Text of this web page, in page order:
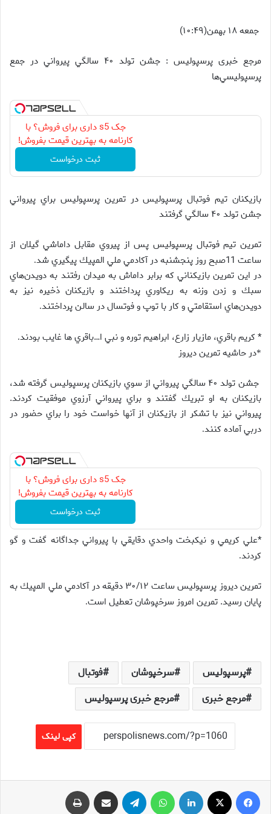
جمعه ۱۸ بهمن(۱۰:۴۹)
مرجع خبری پرسپولیس : جشن تولد ۴۰ سالگي پيرواني در جمع
پرسپوليسي‌ها
جک s5 داری برای فروش؟ با
کارنامه به بهترین قیمت بفروش!
ثبت درخواست
بازيكنان تيم فوتبال پرسپوليس در تمرين پرسپولیس براي پيرواني
جشن تولد ۴۰ سالگي گرفتند
تمرين تيم فوتبال پرسپوليس پس از پيروي مقابل داماشي گيلان از
ساعت 11صبح روز پنجشنبه در آكادمي ملي المپيك پيگيري شد
.
در اين تمرين بازيكناني كه برابر داماش به ميدان رفتند به دويدن‌هاي
سبك و زدن وزنه به ريكاوري پرداختند و بازيكنان ذخيره نيز به
دويدن‌هاي استقامتي و كار با توپ و فوتسال در سالن پرداختند‌.
* كريم باقري، مازيار زارع، ابراهيم توره و نبي ا…باقري ها غايب بودند.
*در حاشيه تمرين ديروز
جشن تولد ۴۰ سالگي پيرواني از سوي بازيكنان پرسپوليس گرفته شد،
بازيكنان به او تبريك گفتند و براي پيرواني آرزوي موفقيت كردند.
پيرواني نيز با تشكر از بازيكنان از آنها خواست خود را براي حضور در
دربي آماده كنند.
جک s5 داری برای فروش؟ با
کارنامه به بهترین قیمت بفروش!
ثبت درخواست
*علي كريمي و نيكبخت واحدي دقايقي با پيرواني جداگانه گفت و گو
كردند.
تمرين ديروز پرسپوليس ساعت ۳۰/۱۲ دقيقه در آكادمي ملي المپيك به
پايان رسيد. تمرين امروز سرخپوشان تعطيل است.
پرسپولیس سرخپوشان
فوتبال
مرجع خبری
مرجع خبری پرسپولیس
کپی لینک
فیس بوک لینکدین تلگرام اشتراک گذاری از طریق ایمیل